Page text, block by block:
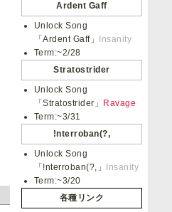
Ardent Gaff
Unlock Song
「Ardent Gaff」
Insanity
Term:~2/28
Stratostrider
Unlock Song
「Stratostrider」
Ravage
Term:~3/31
!nterroban(?,
Unlock Song
「!nterroban(?,」
Insanity
Term:~3/20
各種リンク